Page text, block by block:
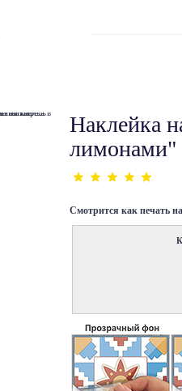
Наклейка
лимонами"
Смотрится как печать